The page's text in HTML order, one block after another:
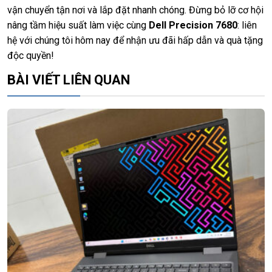
vận chuyển tận nơi và lắp đặt nhanh chóng. Đừng bỏ lỡ cơ hội
nâng tầm hiệu suất làm việc cùng Dell Precision 7680: liên
hệ với chúng tôi hôm nay để nhận ưu đãi hấp dẫn và quà tặng
độc quyền!
BÀI VIẾT LIÊN QUAN